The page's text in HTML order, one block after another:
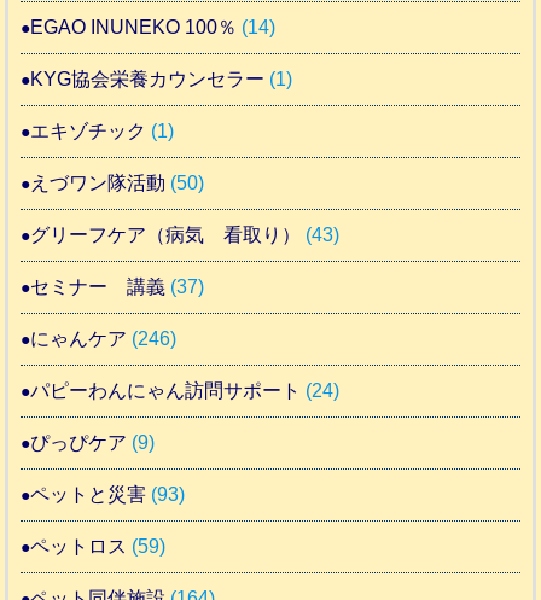
EGAO INUNEKO 100％ (14)
KYG協会栄養カウンセラー (1)
エキゾチック (1)
えづワン隊活動 (50)
グリーフケア（病気 看取り） (43)
セミナー 講義 (37)
にゃんケア (246)
パピーわんにゃん訪問サポート (24)
ぴっぴケア (9)
ペットと災害 (93)
ペットロス (59)